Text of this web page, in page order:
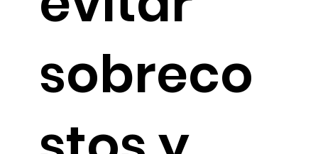
sobreco